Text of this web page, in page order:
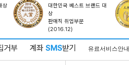
상
대한민국 베스트 브랜드 대
상
판매직 취업부문
(2016.12)
거부 계좌 SMS받기 유료서비스안내